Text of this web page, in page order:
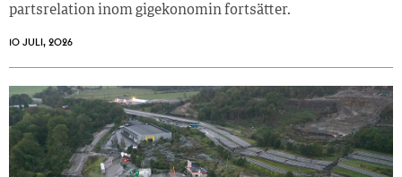
partsrelation inom gigekonomin fortsätter.
10 JULI, 2026